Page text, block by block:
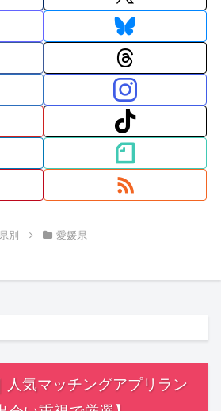
別 愛媛県
気マッチングアプリラン